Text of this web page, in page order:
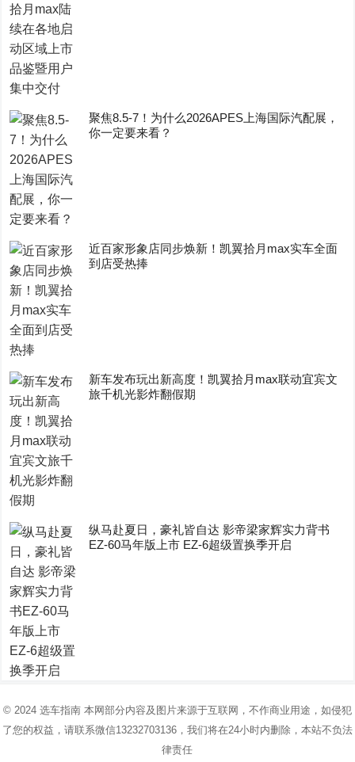
聚焦8.5-7！为什么2026APES上海国际汽配展，
你一定要来看？
近百家形象店同步焕新！凯翼拾月max实车全面
到店受热捧
新车发布玩出新高度！凯翼拾月max联动宜宾文
旅千机光影炸翻假期
纵马赴夏日，豪礼皆自达 影帝梁家辉实力背书
EZ-60马年版上市 EZ-6超级置换季开启
© 2024 选车指南本网部分内容及图片来源于互联网，不作商业用途，如侵犯
了您的权益，请联系微信13232703136，我们将在24小时内删除，本站不负法
律责任